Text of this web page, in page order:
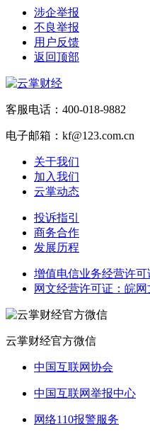
涉企举报
不良举报
用户反馈
返回顶部
客服电话：400-018-9882
电子邮箱：kf@123.com.cn
关于我们
加入我们
云掌动态
投诉指引
商务合作
发展历程
增值电信业务经营许可
网文经营许可证：皖网
云掌财经官方微信
中国互联网协会
中国互联网举报中心
网络110报警服务